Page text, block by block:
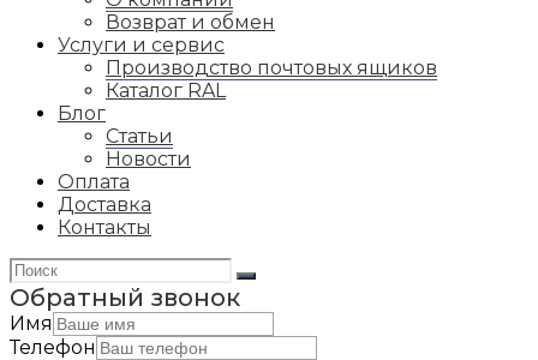
Возврат и обмен
Услуги и сервис
Производство почтовых ящиков
Каталог RAL
Блог
Статьи
Новости
Оплата
Доставка
Контакты
Обратный звонок
Имя
Телефон